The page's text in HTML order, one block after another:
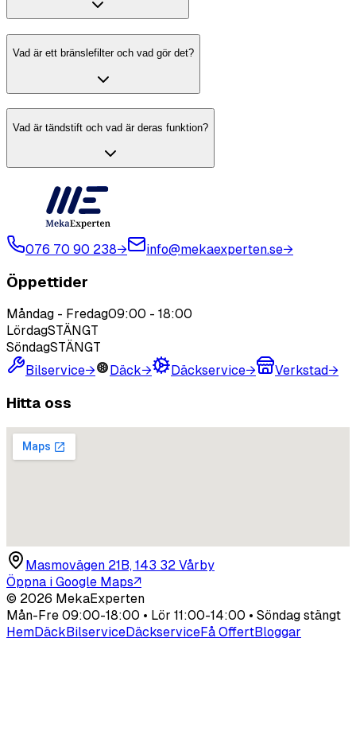
Vad är ett bränslefilter och vad gör det?
Vad är tändstift och vad är deras funktion?
076 70 90 238→ info@mekaexperten.se→
Öppettider
Måndag - Fredag09:00 - 18:00
LördagSTÄNGT
SöndagSTÄNGT
Bilservice→ Däck→ Däckservice→ Verkstad→
Hitta oss
Masmovägen 21B, 143 32 Vårby
Öppna i Google Maps↗
© 2026 MekaExperten
Mån-Fre 09:00-18:00 • Lör 11:00-14:00 • Söndag stängt
HemDäckBilserviceDäckserviceFå OffertBloggar